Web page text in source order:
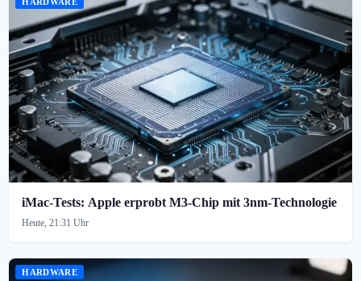
iMac-Tests: Apple erprobt M3-Chip mit 3nm-Technologie
Heute, 21:31 Uhr
HARDWARE